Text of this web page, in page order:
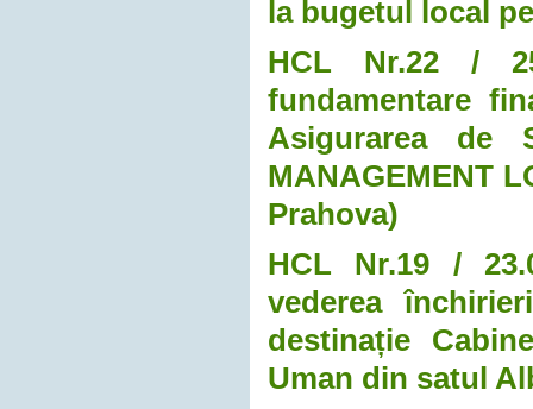
la bugetul local
HCL Nr.22 /
fundamentare
Asigurarea de
MANAGEMENT
Prahova)
HCL Nr.19 /
vederea
destinație
Uman din satul